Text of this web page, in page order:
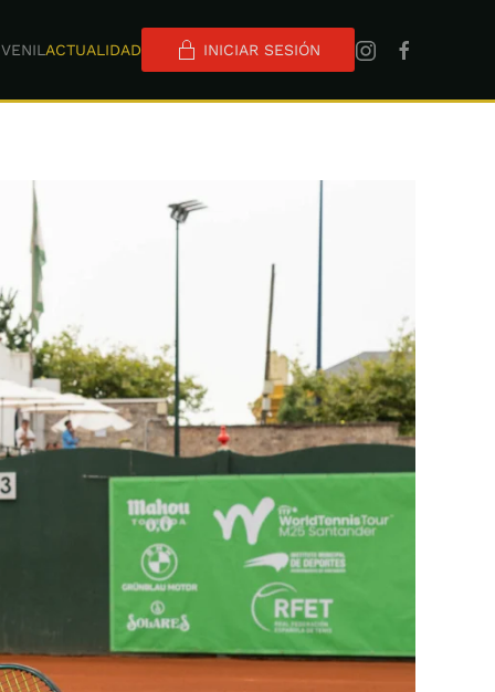
ACTUALIDAD INICIAR SESIÓN